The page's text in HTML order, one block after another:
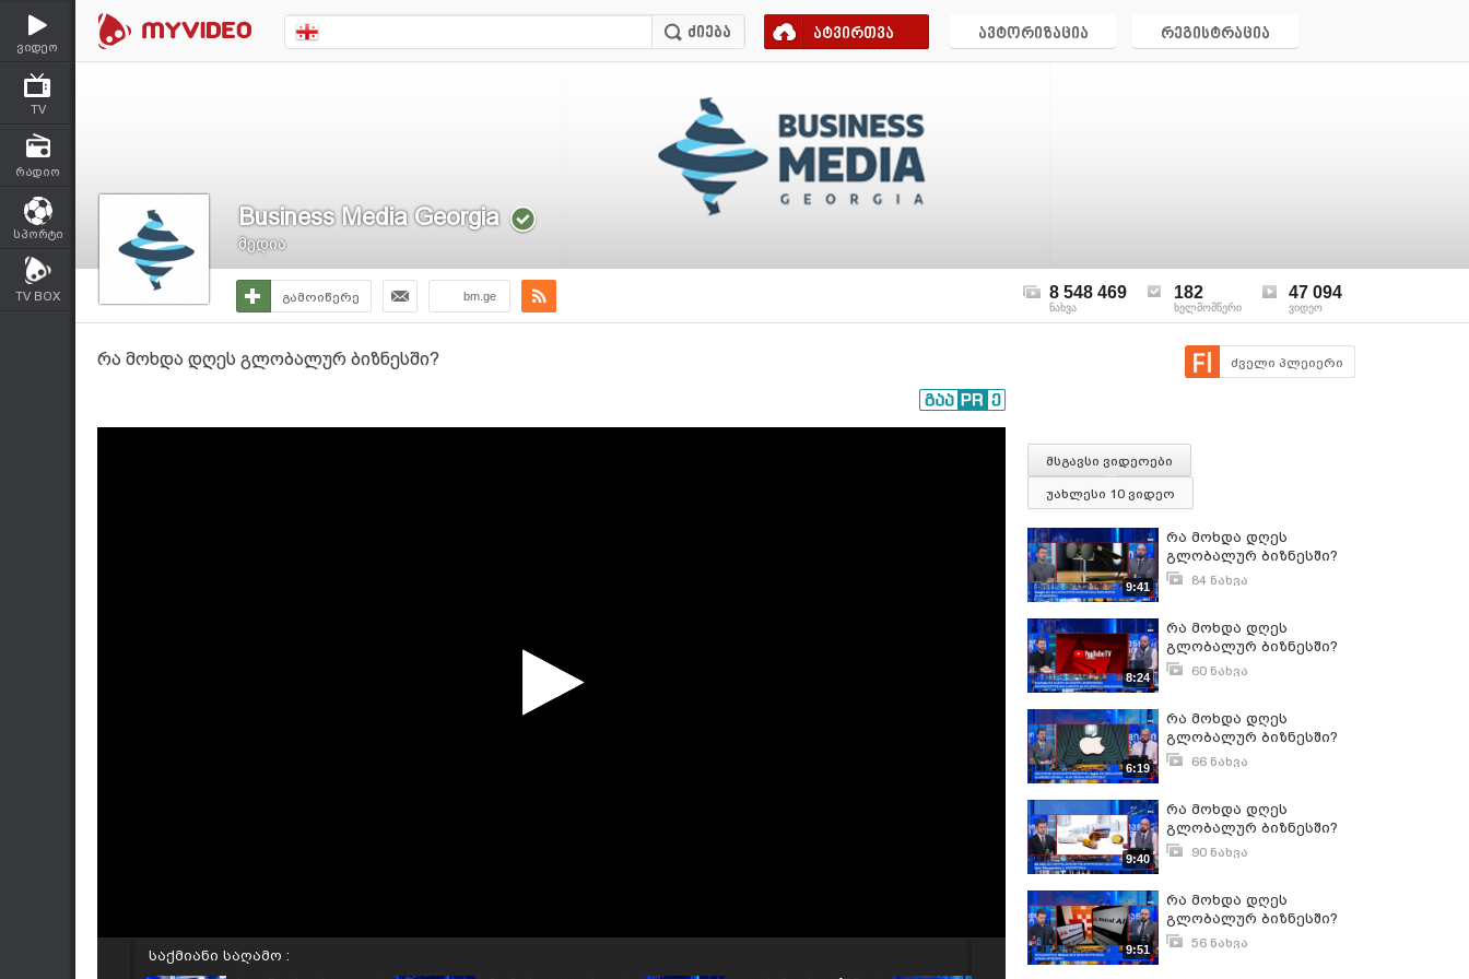
ვიდეო
TV
რადიო
სპორტი
TV BOX
ატვირთვა ავტორიზაცია რეგისტრაცია
Business Media Georgia
მედია
გამოიწერე bm.ge 8 548 469
ნახვა
182
ხელმომწერი
47 094
ვიდეო
რა მოხდა დღეს გლობალურ ბიზნესში? ძველი პლეიერი
საქმიანი საღამო :
მსგავსი ვიდეოები
უახლესი 10 ვიდეო
9:41
რა მოხდა დღეს
გლობალურ ბიზნესში?
84 ნახვა
8:24
რა მოხდა დღეს
გლობალურ ბიზნესში?
60 ნახვა
6:19
რა მოხდა დღეს
გლობალურ ბიზნესში?
66 ნახვა
9:40
რა მოხდა დღეს
გლობალურ ბიზნესში?
90 ნახვა
9:51
რა მოხდა დღეს
გლობალურ ბიზნესში?
56 ნახვა